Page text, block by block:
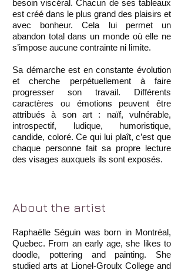
besoin viscéral. Chacun de ses tableaux
est créé dans le plus grand des plaisirs et
avec bonheur. Cela lui permet un
abandon total dans un monde où elle ne
s’impose aucune contrainte ni limite.
Sa démarche est en constante évolution
et cherche perpétuellement à faire
progresser son travail. Différents
caractères ou émotions peuvent être
attribués à son art : naïf, vulnérable,
introspectif, ludique, humoristique,
candide, coloré. Ce qui lui plaît, c’est que
chaque personne fait sa propre lecture
des visages auxquels ils sont exposés.
About the artist
Raphaëlle Séguin was born in Montréal,
Quebec. From an early age, she likes to
doodle, pottering and painting. She
studied arts at Lionel-Groulx College and